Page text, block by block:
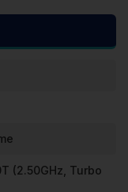
(2.50GHz, Turbo